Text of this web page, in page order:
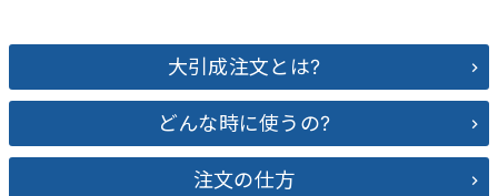
大引成注文とは?
どんな時に使うの?
注文の仕方